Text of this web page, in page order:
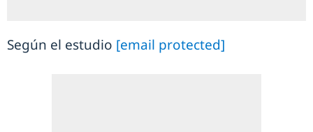
Según el estudio [email protected]